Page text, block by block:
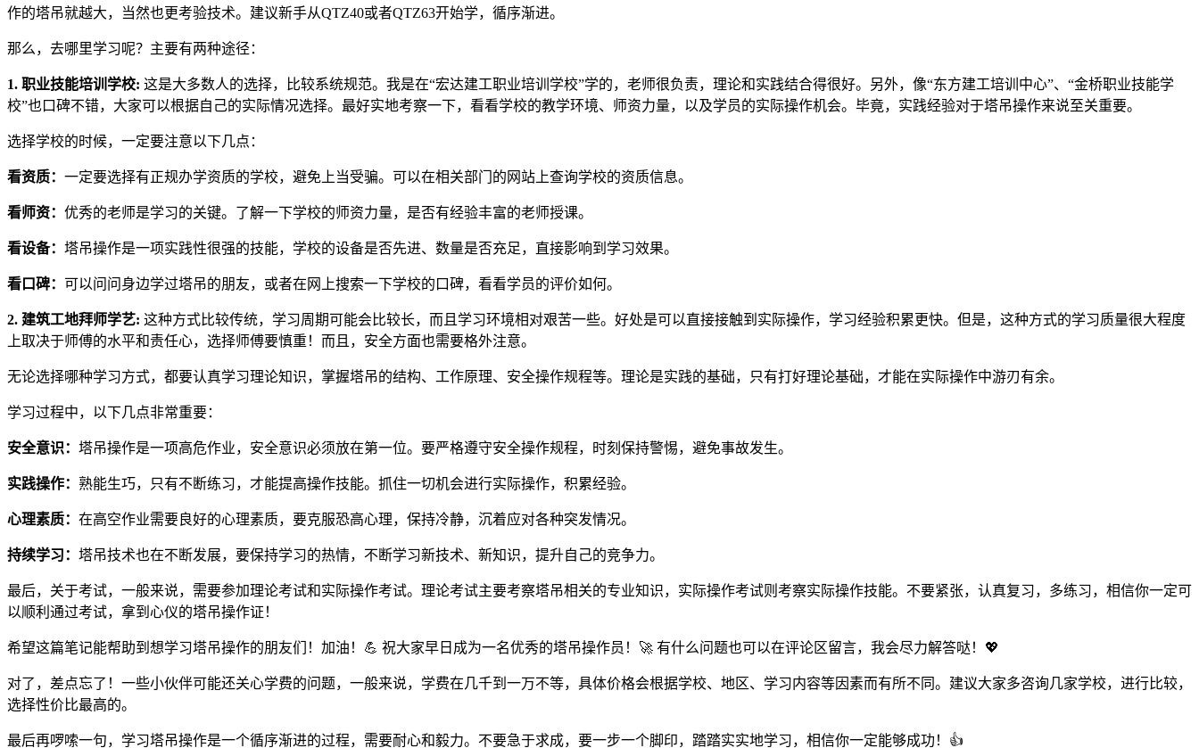
作的塔吊就越大，当然也更考验技术。建议新手从QTZ40或者QTZ63开始学，循序渐进。
那么，去哪里学习呢？主要有两种途径：
1. 职业技能培训学校: 这是大多数人的选择，比较系统规范。我是在“宏达建工职业培训学校”学的，老师很负责，理论和实践结合得很好。另外，像“东方建工培训中心”、“金桥职业技能学
校”也口碑不错，大家可以根据自己的实际情况选择。最好实地考察一下，看看学校的教学环境、师资力量，以及学员的实际操作机会。毕竟，实践经验对于塔吊操作来说至关重要。
选择学校的时候，一定要注意以下几点：
看资质： 一定要选择有正规办学资质的学校，避免上当受骗。可以在相关部门的网站上查询学校的资质信息。
看师资： 优秀的老师是学习的关键。了解一下学校的师资力量，是否有经验丰富的老师授课。
看设备： 塔吊操作是一项实践性很强的技能，学校的设备是否先进、数量是否充足，直接影响到学习效果。
看口碑： 可以问问身边学过塔吊的朋友，或者在网上搜索一下学校的口碑，看看学员的评价如何。
2. 建筑工地拜师学艺: 这种方式比较传统，学习周期可能会比较长，而且学习环境相对艰苦一些。好处是可以直接接触到实际操作，学习经验积累更快。但是，这种方式的学习质量很大程度
上取决于师傅的水平和责任心，选择师傅要慎重！而且，安全方面也需要格外注意。
无论选择哪种学习方式，都要认真学习理论知识，掌握塔吊的结构、工作原理、安全操作规程等。理论是实践的基础，只有打好理论基础，才能在实际操作中游刃有余。
学习过程中，以下几点非常重要：
安全意识： 塔吊操作是一项高危作业，安全意识必须放在第一位。要严格遵守安全操作规程，时刻保持警惕，避免事故发生。
实践操作： 熟能生巧，只有不断练习，才能提高操作技能。抓住一切机会进行实际操作，积累经验。
心理素质： 在高空作业需要良好的心理素质，要克服恐高心理，保持冷静，沉着应对各种突发情况。
持续学习： 塔吊技术也在不断发展，要保持学习的热情，不断学习新技术、新知识，提升自己的竞争力。
最后，关于考试，一般来说，需要参加理论考试和实际操作考试。理论考试主要考察塔吊相关的专业知识，实际操作考试则考察实际操作技能。不要紧张，认真复习，多练习，相信你一定可
以顺利通过考试，拿到心仪的塔吊操作证！
希望这篇笔记能帮助到想学习塔吊操作的朋友们！加油！💪 祝大家早日成为一名优秀的塔吊操作员！🚀 有什么问题也可以在评论区留言，我会尽力解答哒！💖
对了，差点忘了！一些小伙伴可能还关心学费的问题，一般来说，学费在几千到一万不等，具体价格会根据学校、地区、学习内容等因素而有所不同。建议大家多咨询几家学校，进行比较，
选择性价比最高的。
最后再啰嗦一句，学习塔吊操作是一个循序渐进的过程，需要耐心和毅力。不要急于求成，要一步一个脚印，踏踏实实地学习，相信你一定能够成功！👍